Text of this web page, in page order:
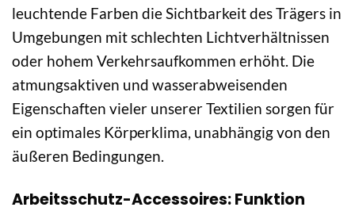
leuchtende Farben die Sichtbarkeit des Trägers in
Umgebungen mit schlechten Lichtverhältnissen
oder hohem Verkehrsaufkommen erhöht. Die
atmungsaktiven und wasserabweisenden
Eigenschaften vieler unserer Textilien sorgen für
ein optimales Körperklima, unabhängig von den
äußeren Bedingungen.
Arbeitsschutz-Accessoires: Funktion